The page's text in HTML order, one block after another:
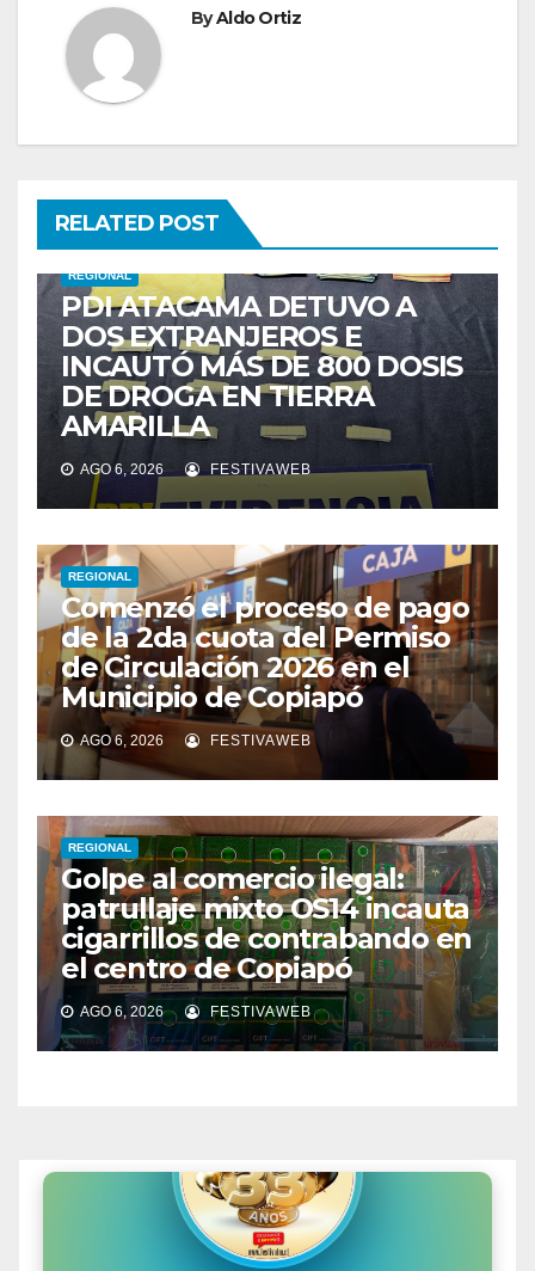
ByAldo Ortiz
RELATED POST
REGIONAL
PDI ATACAMA DETUVO A
DOS EXTRANJEROS E
INCAUTÓ MÁS DE 800 DOSIS
DE DROGA EN TIERRA
AMARILLA
AGO 6, 2026 FESTIVAWEB
REGIONAL
Comenzó el proceso de pago
de la 2da cuota del Permiso
de Circulación 2026 en el
Municipio de Copiapó
AGO 6, 2026 FESTIVAWEB
REGIONAL
Golpe al comercio ilegal:
patrullaje mixto OS14 incauta
cigarrillos de contrabando en
el centro de Copiapó
AGO 6, 2026 FESTIVAWEB